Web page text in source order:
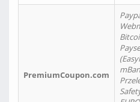
PremiumCoupon.com